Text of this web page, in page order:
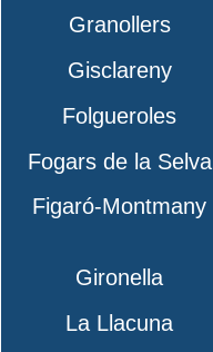
Granollers
Gisclareny
Folgueroles
Fogars de la Selva
Figaró-Montmany
Gironella
La Llacuna